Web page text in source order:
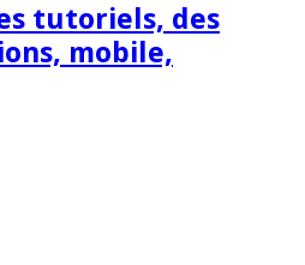
tutoriels, des
mobile,